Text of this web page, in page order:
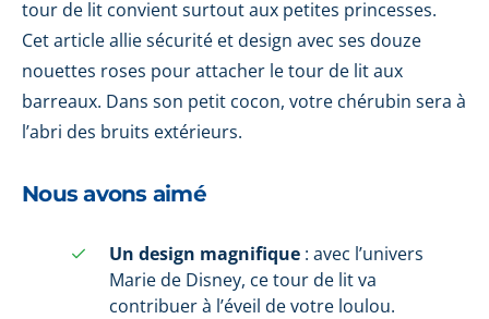
tour de lit convient surtout aux petites princesses.
Cet article allie sécurité et design avec ses douze
nouettes roses pour attacher le tour de lit aux
barreaux. Dans son petit cocon, votre chérubin sera à
l’abri des bruits extérieurs.
Nous avons aimé
Un design magnifique : avec l’univers
Marie de Disney, ce tour de lit va
contribuer à l’éveil de votre loulou.